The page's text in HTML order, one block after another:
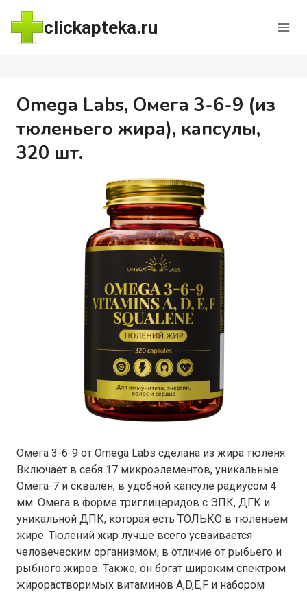
Перейти
содержимому
clickapteka.ru
Omega Labs, Омега 3-6-9 (из
тюленьего жира), капсулы,
320 шт.
Омега 3-6-9 от Omega Labs сделана из жира тюленя.
Включает в себя 17 микроэлементов, уникальные
Омега-7 и сквален, в удобной капсуле радиусом 4
мм. Омега в форме триглицеридов с ЭПК, ДГК и
уникальной ДПК, которая есть ТОЛЬКО в тюленьем
жире. Тюлений жир лучше всего усваивается
человеческим организмом, в отличие от рыбьего и
рыбного жиров. Также, он богат широким спектром
жирорастворимых витаминов A,D,E,F и набором